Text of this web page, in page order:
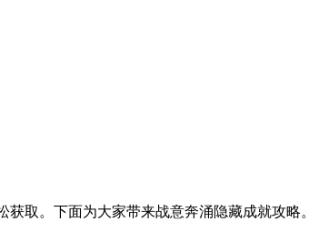
取。下面为大家带来战意奔涌隐藏成就攻略。